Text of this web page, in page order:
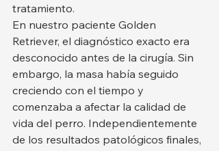
tratamiento.
En nuestro paciente Golden
Retriever, el diagnóstico exacto era
desconocido antes de la cirugía. Sin
embargo, la masa había seguido
creciendo con el tiempo y
comenzaba a afectar la calidad de
vida del perro. Independientemente
de los resultados patológicos finales,